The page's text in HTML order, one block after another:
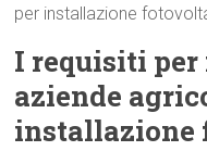
per installazione
I requisiti
aziende
installazione